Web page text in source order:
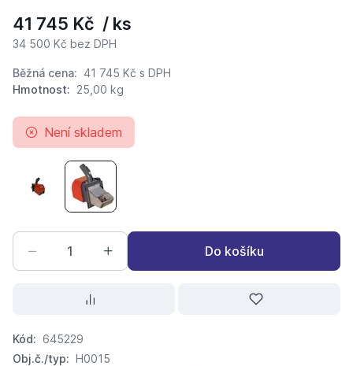
41 745 Kč / ks
34 500 Kč bez DPH
Běžná cena: 41 745 Kč s DPH
Hmotnost: 25,00 kg
Není skladem
ATMOS Hořák na pelety A25
ATMOS Hořák na pelety A45
Do košíku
Kód: 645229
Obj.č./typ: H0015